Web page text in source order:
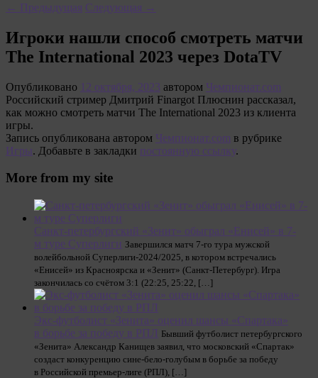
← Предыдущая Следующая →
Игроки нашли способ смотреть матчи
The International 2023 через DotaTV
Опубликовано 12 октября, 2023 автором Чемпионат.com
Российский стример Дмитрий Finargot Плюснин рассказал,
как можно смотреть матчи The International 2023 из клиента
игры.
Запись опубликована автором Чемпионат.com в рубрике
Игры. Добавьте в закладки постоянную ссылку.
More from my site
Санкт-петербургский «Зенит» обыграл «Енисей» в 7-
м туре Суперлиги Завершился матч 7-го тура мужской
волейбольной Суперлиги-2024/2025, в котором встречались
«Енисей» из Красноярска и «Зенит» (Санкт-Петербург). Игра
закончилась со счётом 3:1 (22:25, 25:22, […]
Экс-футболист «Зенита» оценил шансы «Спартака»
в борьбе за победу в РПЛ Бывший футболист петербургского
«Зенита» Александр Канищев заявил, что московский «Спартак»
создаст конкуренцию сине-бело-голубым в борьбе за победу
в Российской премьер-лиге (РПЛ), […]